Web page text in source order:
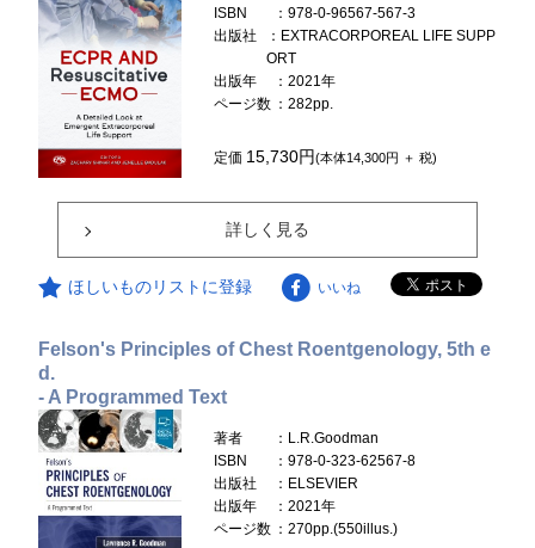
ISBN
：978-0-96567-567-3
出版社
：EXTRACORPOREAL LIFE SUPP
ORT
出版年
：2021年
ページ数 ：282pp.
定価 15,730円(本体14,300円 ＋ 税)
詳しく見る
ほしいものリストに登録 いいね
Felson's Principles of Chest Roentgenology, 5th e
d.
- A Programmed Text
著者
：L.R.Goodman
ISBN
：978-0-323-62567-8
出版社
：ELSEVIER
出版年
：2021年
ページ数 ：270pp.(550illus.)